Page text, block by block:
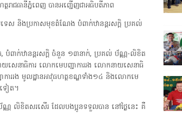
ថរាជធានីភ្នំពេញ បានអញ្ជើញជាអធិបតីភាព
រទេស និងប្រកាសមុខតំណែង បំពាក់ឋានន្តរសក្តិ ប្រគល់
បំពាក់ឋានន្តរសក្តិ ចំនួន ១៣នាក់, ប្រគល់ ប័ណ្ណ-លិខិត
សេនាធិការ លោកមេបញ្ជាការរង លោកនាយសេនាធិ
ការរង មូលដ្ឋានអាវុធហត្ថខណ្ឌទាំង១៤ និងលោកមេ
ទៀត។
ណ លិខិតសរសើរ ដែលបងប្អូនទទួលបាន នៅថ្ងៃនេះ គឺ